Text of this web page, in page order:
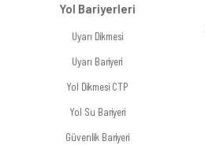
Yol Bariyerleri
Uyarı Dikmesi
Uyarı Bariyeri
Yol Dikmesi CTP
Yol Su Bariyeri
Güvenlik Bariyeri